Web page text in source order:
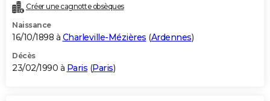
Créer une cagnotte obsèques
Naissance
16/10/1898 à Charleville-Mézières (Ardennes)
Décès
23/02/1990 à Paris (Paris)